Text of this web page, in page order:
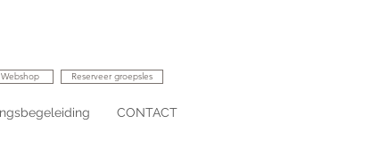
Webshop Reserveer groepsles
CONTACT